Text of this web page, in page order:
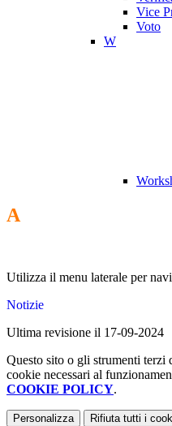
Vice
Voto
W
A
Utilizza il menu laterale per
Notizie
Ultima revisione il 17-09-2024
Questo sito o gli strumenti terzi
cookie necessari al
COOKIE POLICY.
Personalizza Rifiuta tutti i